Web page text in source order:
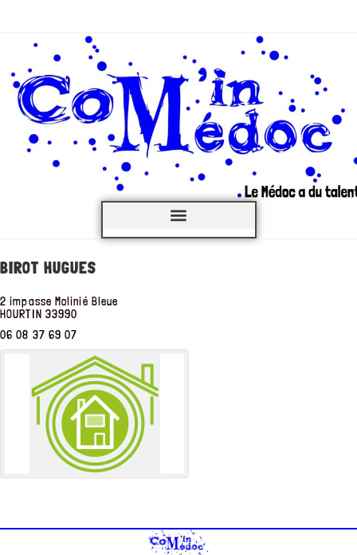
BIROT HUGUES
2 impasse Molinié Bleue
HOURTIN 33990
06 08 37 69 07